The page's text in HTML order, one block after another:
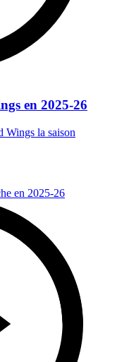
en 2025-26
Wings la saison